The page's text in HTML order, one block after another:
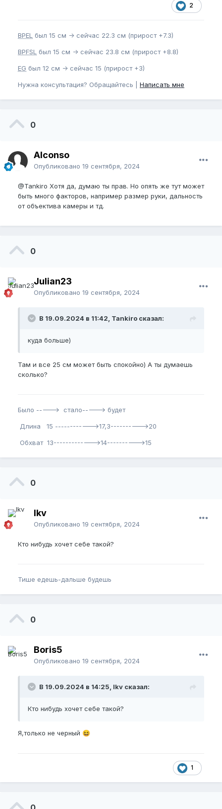
2
BPEL был 15 см -> сейчас 22.3 см (прирост +7.3)
BPFSL был 15 см -> сейчас 23.8 см (прирост +8.8)
EG был 12 см -> сейчас 15 (прирост +3)
Нужна консультация? Обращайтесь | Написать мне
0
Alconso
Опубликовано 19 сентября, 2024
@Tankiro Хотя да, думаю ты прав. Но опять же тут может
быть много факторов, например размер руки, дальность
от объектива камеры и тд.
0
Julian23
Опубликовано 19 сентября, 2024
В 19.09.2024 в 11:42, Tankiro сказал:
куда больше)
Там и все 25 см может быть спокойно) А ты думаешь
сколько?
Было -----> стало-----> будет
Длина 15 ------------>17,3---------->20
Обхват 13------------->14---------->15
0
lkv
Опубликовано 19 сентября, 2024
Кто нибудь хочет себе такой?
Тише едешь-дальше будешь
0
Boris5
Опубликовано 19 сентября, 2024
В 19.09.2024 в 14:25, lkv сказал:
Кто нибудь хочет себе такой?
Я,только не черный 😆
1